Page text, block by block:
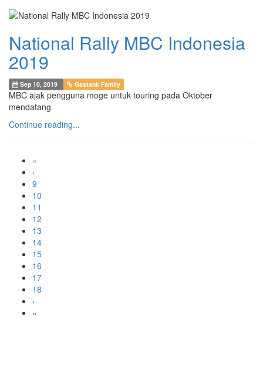
National Rally MBC Indonesia
2019
Sep 10, 2019 Gastank Family
MBC ajak pengguna moge untuk touring pada Oktober
mendatang
Continue reading...
«
‹
9
10
11
12
13
14
15
16
17
18
›
»